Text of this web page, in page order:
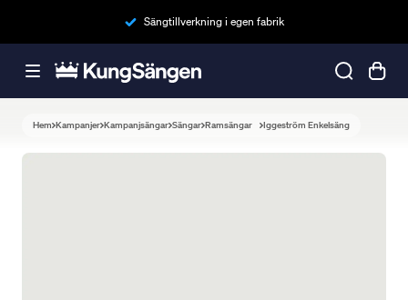
Sängtillverkning i egen fabrik
Hem Kampanjer Kampanjsängar Sängar Ramsängar Iggeström Enkelsäng